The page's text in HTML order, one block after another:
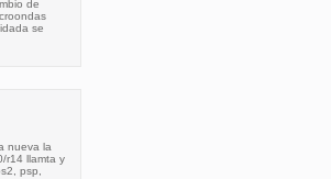
de
se
nueva la
r14 llamta y
psp,